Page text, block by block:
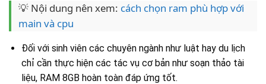
💡 Nội dung nên xem: cách chọn ram phù hợp với
main và cpu
Đối với sinh viên các chuyên ngành như luật hay du lịch
chỉ cần thực hiện các tác vụ cơ bản như soạn thảo tài
liệu, RAM 8GB hoàn toàn đáp ứng tốt.